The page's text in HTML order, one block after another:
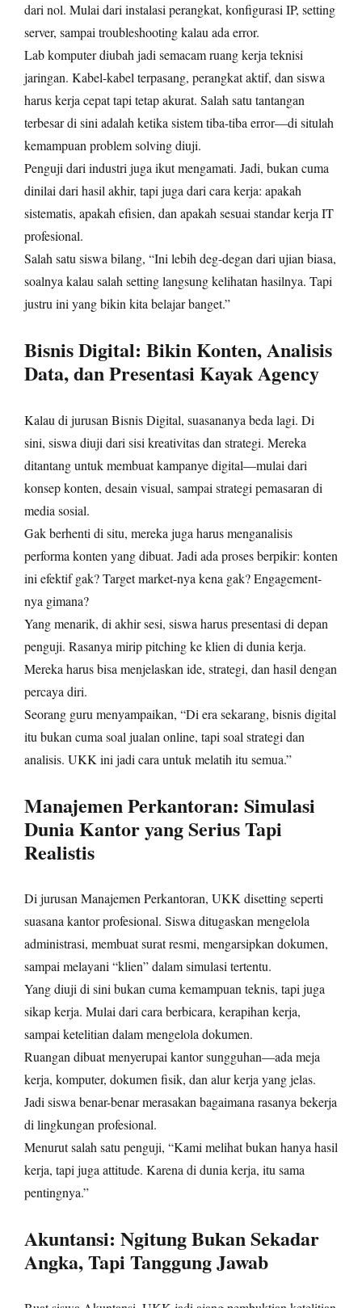
dari nol. Mulai dari instalasi perangkat, konfigurasi IP, setting
server, sampai troubleshooting kalau ada error.
Lab komputer diubah jadi semacam ruang kerja teknisi
jaringan. Kabel-kabel terpasang, perangkat aktif, dan siswa
harus kerja cepat tapi tetap akurat. Salah satu tantangan
terbesar di sini adalah ketika sistem tiba-tiba error—di situlah
kemampuan problem solving diuji.
Penguji dari industri juga ikut mengamati. Jadi, bukan cuma
dinilai dari hasil akhir, tapi juga dari cara kerja: apakah
sistematis, apakah efisien, dan apakah sesuai standar kerja IT
profesional.
Salah satu siswa bilang, “Ini lebih deg-degan dari ujian biasa,
soalnya kalau salah setting langsung kelihatan hasilnya. Tapi
justru ini yang bikin kita belajar banget.”
Bisnis Digital: Bikin Konten, Analisis
Data, dan Presentasi Kayak Agency
Kalau di jurusan Bisnis Digital, suasananya beda lagi. Di
sini, siswa diuji dari sisi kreativitas dan strategi. Mereka
ditantang untuk membuat kampanye digital—mulai dari
konsep konten, desain visual, sampai strategi pemasaran di
media sosial.
Gak berhenti di situ, mereka juga harus menganalisis
performa konten yang dibuat. Jadi ada proses berpikir: konten
ini efektif gak? Target market-nya kena gak? Engagement-
nya gimana?
Yang menarik, di akhir sesi, siswa harus presentasi di depan
penguji. Rasanya mirip pitching ke klien di dunia kerja.
Mereka harus bisa menjelaskan ide, strategi, dan hasil dengan
percaya diri.
Seorang guru menyampaikan, “Di era sekarang, bisnis digital
itu bukan cuma soal jualan online, tapi soal strategi dan
analisis. UKK ini jadi cara untuk melatih itu semua.”
Manajemen Perkantoran: Simulasi
Dunia Kantor yang Serius Tapi
Realistis
Di jurusan Manajemen Perkantoran, UKK disetting seperti
suasana kantor profesional. Siswa ditugaskan mengelola
administrasi, membuat surat resmi, mengarsipkan dokumen,
sampai melayani “klien” dalam simulasi tertentu.
Yang diuji di sini bukan cuma kemampuan teknis, tapi juga
sikap kerja. Mulai dari cara berbicara, kerapihan kerja,
sampai ketelitian dalam mengelola dokumen.
Ruangan dibuat menyerupai kantor sungguhan—ada meja
kerja, komputer, dokumen fisik, dan alur kerja yang jelas.
Jadi siswa benar-benar merasakan bagaimana rasanya bekerja
di lingkungan profesional.
Menurut salah satu penguji, “Kami melihat bukan hanya hasil
kerja, tapi juga attitude. Karena di dunia kerja, itu sama
pentingnya.”
Akuntansi: Ngitung Bukan Sekadar
Angka, Tapi Tanggung Jawab